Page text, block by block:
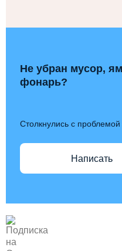
Не убран мусор,
фонарь?
Столкнулись с
Написать